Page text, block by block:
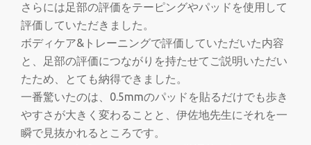
さらには足部の評価をテーピングやパッドを使用して
評価していただきました。
ボディケア&トレーニングで評価していただいた内容
と、足部の評価につながりを持たせてご説明いただい
たため、とても納得できました。
一番驚いたのは、0.5mmのパッドを貼るだけでも歩き
やすさが大きく変わることと、伊佐地先生にそれを一
瞬で見抜かれるところです。